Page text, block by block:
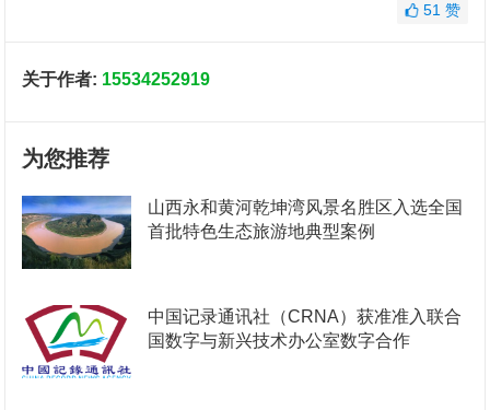
51 赞
关于作者: 15534252919
为您推荐
山西永和黄河乾坤湾风景名胜区入选全国
首批特色生态旅游地典型案例
中国记录通讯社（CRNA）获准准入联合
国数字与新兴技术办公室数字合作